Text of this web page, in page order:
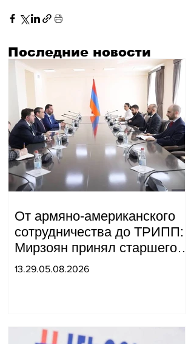
Последние новости
От армяно-американского
сотрудничества до ТРИПП:
Мирзоян принял старшего
советника специального
13.29.05.08.2026